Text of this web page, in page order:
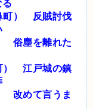
町） 反賊討伐
俗塵を離れた
） 江戸城の鎮
改めて言うま